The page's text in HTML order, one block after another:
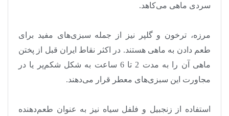
سردی ماهی می‌کاهد.
مرزه، ترخون و گلپر نیز از جمله سبزی‌های مفید برای
طعم دادن به ماهی هستند. در اکثر نقاط ایران قبل از پختن
ماهی آن را به مدت 2 تا 6 ساعت به شکل شکم‌پر یا در
مجاورت این سبزی‌های معطر قرار می‌دهند.
استفاده از زنجبیل و فلفل سیاه نیز به عنوان طعم‌دهنده